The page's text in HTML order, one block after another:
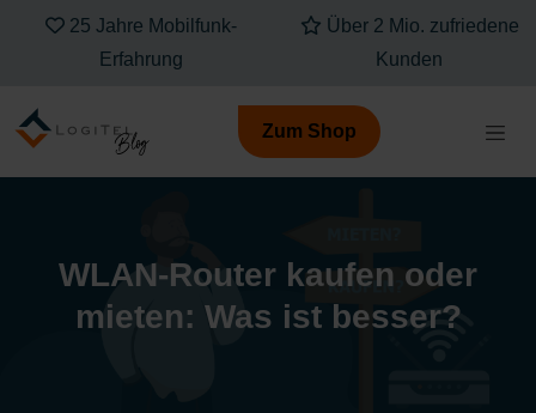
Über 2 Mio. zufriedene
Kunden
Kompetenz, die Dich
verbindet
Zum Shop
WLAN-Router kaufen oder
mieten: Was ist besser?